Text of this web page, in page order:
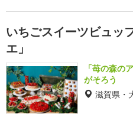
いちごスイーツビュッ
エ」
「苺の森の
がそろう
滋賀県・